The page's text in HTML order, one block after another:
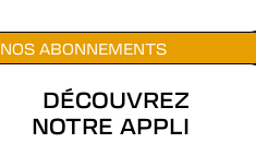
NOS ABONNEMENTS
DÉCOUVREZ
NOTRE APPLI